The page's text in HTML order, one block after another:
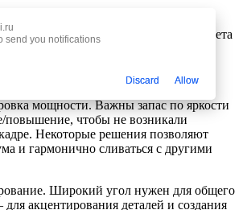
(CRI/TLCI). Эти показатели
естественно свет воспроизводит цвета
с модной съёмкой, портретами и
CRI, чтобы оттенки выглядели
мощности. Важны запас по яркости
повышение, чтобы не возникали
Некоторые решения позволяют
и гармонично сливаться с другими
Широкий угол нужен для общего
акцентирования деталей и создания
send you notifications
Discard Allow